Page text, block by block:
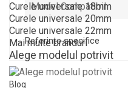
Curele universale 18mm
Curele universale 20mm
Curele universale 22mm
Mai multe branduri
Alege modelul potrivit
Blog
Model Compatibil
Referinte specifice